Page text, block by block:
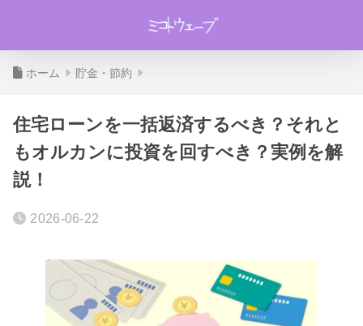
ホーム 貯金・節約
住宅ローンを一括返済するべき？それと
もオルカンに投資を回すべき？実例を解
説！
2026-06-22